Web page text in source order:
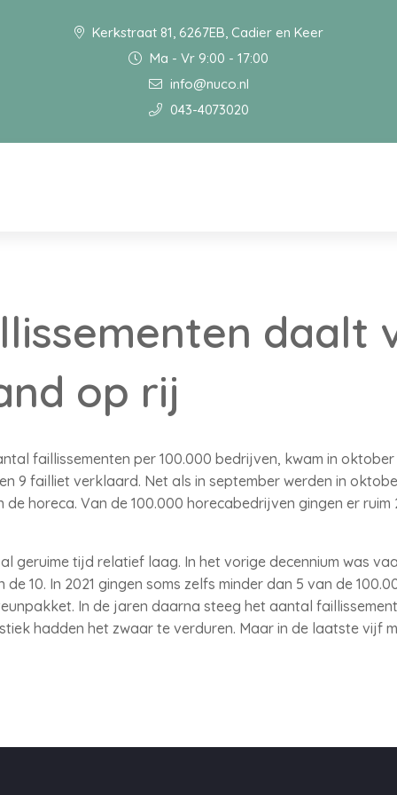
Kerkstraat 81, 6267EB, Cadier en Keer
Ma - Vr 9:00 - 17:00
info@nuco.nl
043-4073020
daalt
op rij
faillissementen per 100.000 bedrijven, kwam in
9 failliet verklaard. Net als in september werden in
horeca. Van de 100.000 horecabedrijven gingen er
geruime tijd relatief laag. In het vorige decennium was
10. In 2021 gingen soms zelfs minder dan 5 van de
In de jaren daarna steeg het aantal
hadden het zwaar te verduren. Maar in de laatste vijf